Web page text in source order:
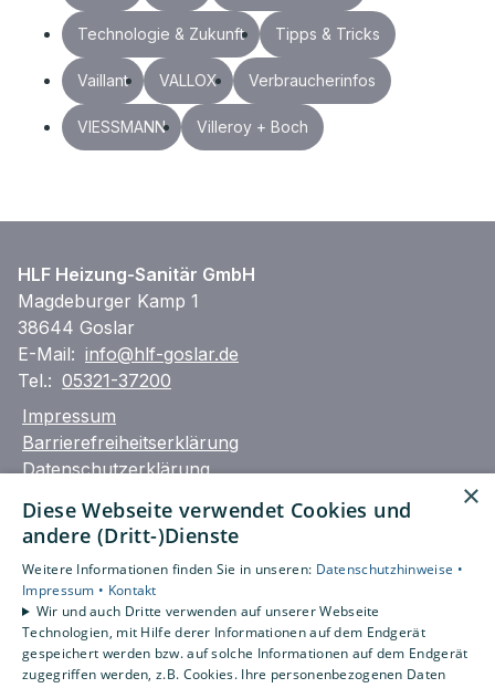
Technologie & Zukunft Tipps & Tricks
Vaillant VALLOX Verbraucherinfos
VIESSMANN Villeroy + Boch
HLF Heizung-Sanitär GmbH
Magdeburger Kamp 1
38644 Goslar
E-Mail: info@hlf-goslar.de
Tel.: 05321-37200
Impressum
Barrierefreiheitserklärung
Datenschutzerklärung
Unsere Bereiche
Privatkunden
Gewerbekunden
Karriere
Unternehmen
Kontakt
×
Diese Webseite verwendet Cookies und
andere (Dritt-)Dienste
Weitere Informationen finden Sie in unseren: Datenschutzhinweise •
Impressum • Kontakt
Wir und auch Dritte verwenden auf unserer Webseite
Technologien, mit Hilfe derer Informationen auf dem Endgerät
gespeichert werden bzw. auf solche Informationen auf dem Endgerät
zugegriffen werden, z.B. Cookies. Ihre personenbezogenen Daten